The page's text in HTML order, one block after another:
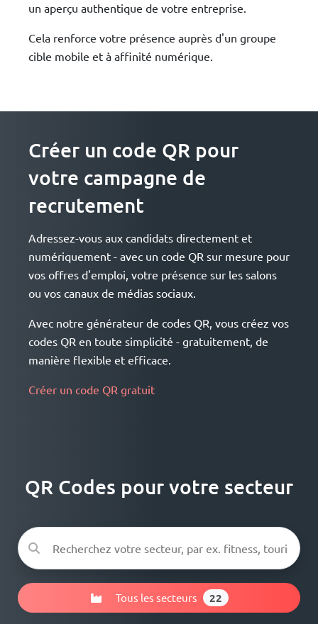
un aperçu authentique de votre entreprise.
Cela renforce votre présence auprès d'un groupe
cible mobile et à affinité numérique.
Créer un code QR pour
votre campagne de
recrutement
Adressez-vous aux candidats directement et
numériquement - avec un code QR sur mesure pour
vos offres d'emploi, votre présence sur les salons
ou vos canaux de médias sociaux.
Avec notre générateur de codes QR, vous créez vos
codes QR en toute simplicité - gratuitement, de
manière flexible et efficace.
Créer un code QR gratuit
QR Codes pour votre secteur
Tous les secteurs 22